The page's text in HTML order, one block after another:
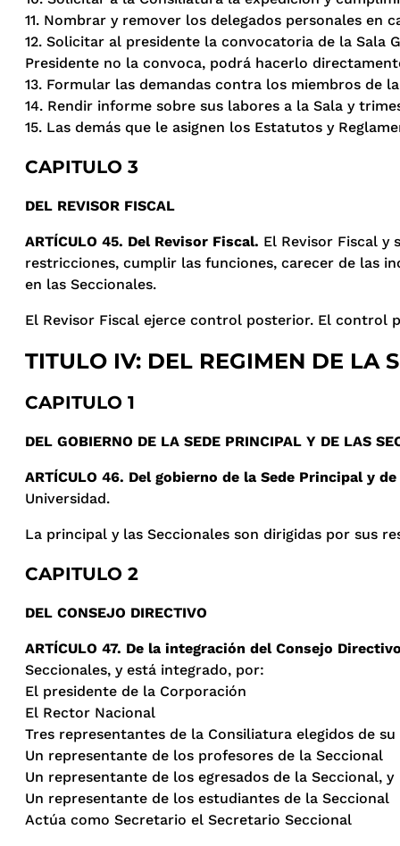
11. Nombrar y remover los delegados personales en
12. Solicitar al presidente la convocatoria de la Sala
Presidente no la convoca, podrá hacerlo
13. Formular las demandas contra los miembros de
14. Rendir informe sobre sus labores a la Sala y
15. Las demás que le asignen los Estatutos y
CAPITULO 3
DEL REVISOR FISCAL
ARTÍCULO 45. Del Revisor Fiscal. El Revisor Fiscal y
restricciones, cumplir las funciones, carecer de las
en las Seccionales.
El Revisor Fiscal ejerce control posterior. El control
TITULO IV: DEL REGIMEN DE LA
CAPITULO 1
DEL GOBIERNO DE LA SEDE PRINCIPAL Y DE LAS
ARTÍCULO 46. Del gobierno de la Sede Principal y
Universidad.
La principal y las Seccionales son dirigidas por sus
CAPITULO 2
DEL CONSEJO DIRECTIVO
ARTÍCULO 47. De la integración del Consejo
Seccionales, y está integrado, por:
El presidente de la Corporación
El Rector Nacional
Tres representantes de la Consiliatura elegidos de su
Un representante de los profesores de la Seccional
Un representante de los egresados de la Seccional, y
Un representante de los estudiantes de la Seccional
Actúa como Secretario el Secretario Seccional